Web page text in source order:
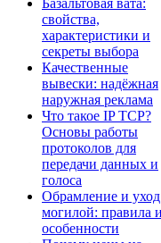
Базальтовая вата:
свойства,
характеристики и
секреты выбора
Качественные
вывески: надёжная
наружная реклама
Что такое IP TCP?
Основы работы
протоколов для
передачи данных и
голоса
Обрамление и уход
могилой: правила и
особенности